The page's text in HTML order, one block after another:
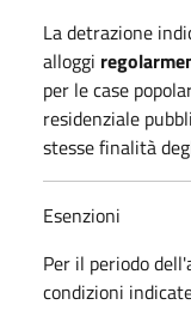
La detrazione
alloggi
per le case
residenziale
stesse finalità
Esenzioni
Per il periodo
condizioni